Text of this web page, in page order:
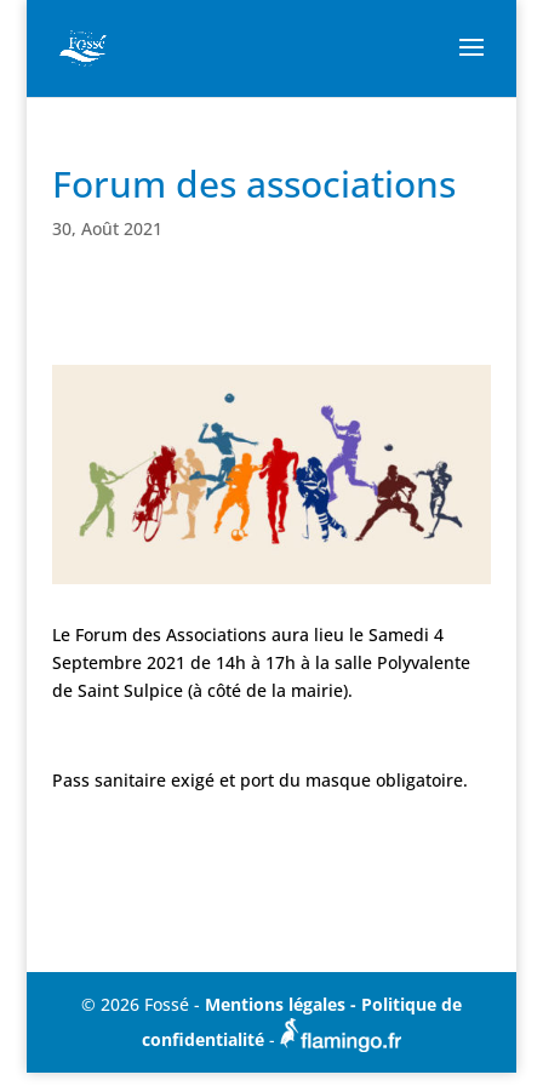
Forum des associations
30, Août 2021
Le Forum des Associations aura lieu le Samedi 4
Septembre 2021 de 14h à 17h à la salle Polyvalente
de Saint Sulpice (à côté de la mairie).
Pass sanitaire exigé et port du masque obligatoire.
© 2026 Fossé - Mentions légales - Politique de
confidentialité -